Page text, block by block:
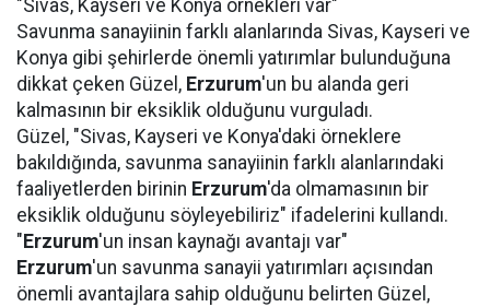
"Sivas, Kayseri ve Konya örnekleri var"
Savunma sanayiinin farklı alanlarında Sivas, Kayseri ve
Konya gibi şehirlerde önemli yatırımlar bulunduğuna
dikkat çeken Güzel, Erzurum'un bu alanda geri
kalmasının bir eksiklik olduğunu vurguladı.
Güzel, "Sivas, Kayseri ve Konya'daki örneklere
bakıldığında, savunma sanayiinin farklı alanlarındaki
faaliyetlerden birinin Erzurum'da olmamasının bir
eksiklik olduğunu söyleyebiliriz" ifadelerini kullandı.
" Erzurum'un insan kaynağı avantajı var"
Erzurum'un savunma sanayii yatırımları açısından
önemli avantajlara sahip olduğunu belirten Güzel,